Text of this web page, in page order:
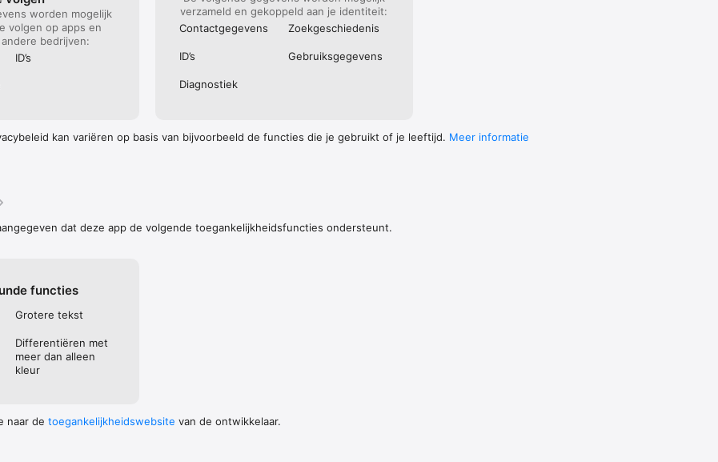
AD.NL
ad_nl/
adnl
te sturen naar appsupport@dpgmedia.nl.
https://www.dpgmedia.nl/gebruiksvoorwaarden
worden mogelijk
volgen op apps en
bedrijven:
ID’s
verzameld en gekoppeld aan je identiteit:
Contact­gegevens
Zoek­geschiedenis
ID’s Gebruiks­gegevens
Diagnostiek
kan variëren op basis van bijvoorbeeld de functies die je gebruikt of je leeftijd. Meer informatie
dat deze app de volgende toegankelijkheidsfuncties ondersteunt.
functies
Grotere tekst
Differentiëren met
meer dan alleen
kleur
naar de toegankelijkheidswebsite van de ontwikkelaar.